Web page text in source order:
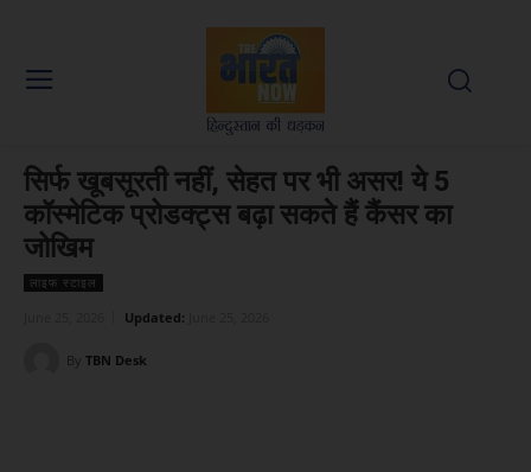
सिर्फ खूबसूरती नहीं, सेहत पर भी असर! ये 5
कॉस्मेटिक प्रोडक्ट्स बढ़ा सकते हैं कैंसर का
जोखिम
लाइफ स्टाइल
Updated:
By TBN Desk